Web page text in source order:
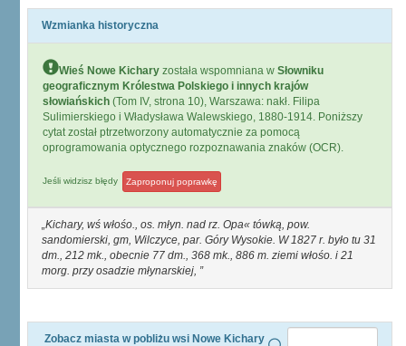
Wzmianka historyczna
Wieś Nowe Kichary została wspomniana w Słowniku
geograficznym Królestwa Polskiego i innych krajów
słowiańskich (Tom IV, strona 10), Warszawa: nakł. Filipa
Sulimierskiego i Władysława Walewskiego, 1880-1914. Poniższy
cytat został ptrzetworzony automatycznie za pomocą
oprogramowania optycznego rozpoznawania znaków (OCR).
Jeśli widzisz błędy Zaproponuj poprawkę
Kichary, wś włośo., os. młyn. nad rz. Opa« tówką, pow.
sandomierski, gm, Wilczyce, par. Góry Wysokie. W 1827 r. było tu 31
dm., 212 mk., obecnie 77 dm., 368 mk., 886 m. ziemi włośo. i 21
morg. przy osadzie młynarskiej,
Zobacz miasta w pobliżu wsi Nowe Kichary